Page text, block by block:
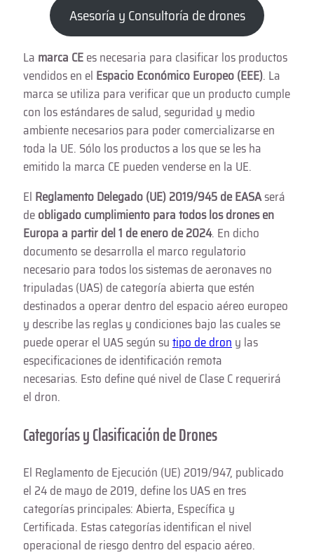
Asesoría y Consultoría de drones
La marca CEes necesaria para clasificar los productos
vendidos en el Espacio Económico Europeo (EEE). La
marca se utiliza para verificar que un producto cumple
con los estándares de salud, seguridad y medio
ambiente necesarios para poder comercializarse en
toda la UE. Sólo los productos a los que se les ha
emitido la marca CE pueden venderse en la UE.
El Reglamento Delegado (UE) 2019/945 de EASAserá
deobligado cumplimientopara todos los drones en
Europa a partir del 1 de enero de 2024. En dicho
documento se desarrolla el marco regulatorio
necesario para todos los sistemas de aeronaves no
tripuladas (UAS) de categoría abierta que estén
destinados a operar dentro del espacio aéreo europeo
y describe las reglas y condiciones bajo las cuales se
puede operar el UAS según sutipo de dron y las
especificaciones de identificación remota
necesarias. Esto define qué nivel de Clase C requerirá
el dron.
Categorías y Clasificación de Drones
El Reglamento de Ejecución (UE) 2019/947, publicado
el 24 de mayo de 2019, define los UAS en tres
categorías principales: Abierta, Específica y
Certificada. Estas categorías identifican el nivel
operacional de riesgo dentro del espacio aéreo.